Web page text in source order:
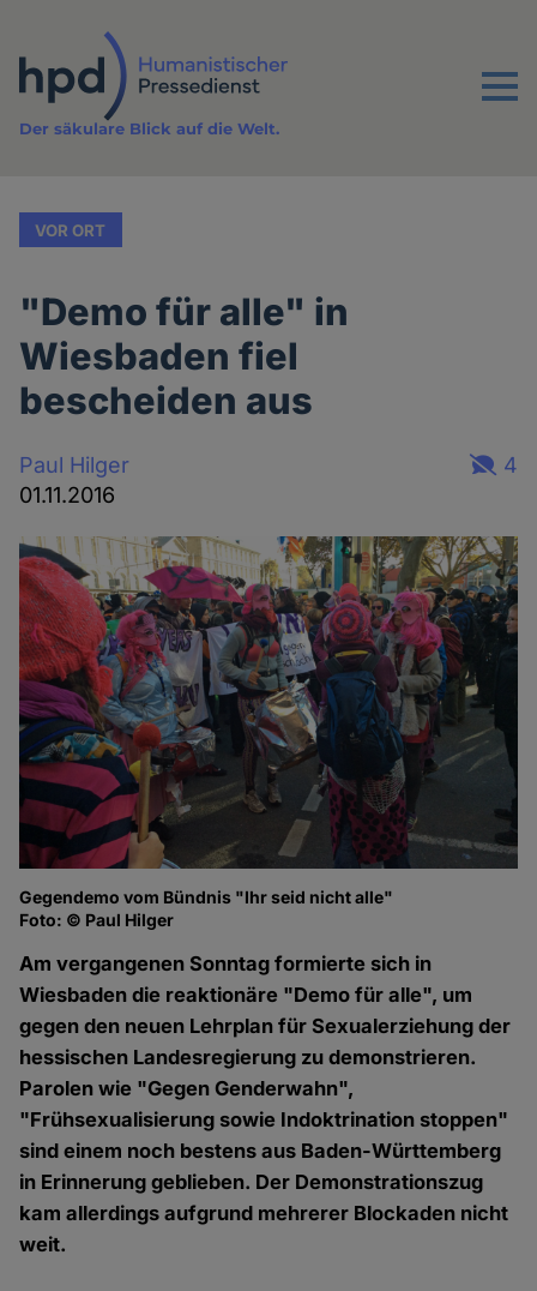
Inhalt
Menu
Der säkulare Blick auf die Welt.
VOR ORT
"Demo für alle" in
Wiesbaden fiel
bescheiden aus
Paul Hilger
01.11.2016
4
Gegendemo vom Bündnis "Ihr seid nicht alle"
Foto: © Paul Hilger
Am vergangenen Sonntag formierte sich in
Wiesbaden die reaktionäre "Demo für alle", um
gegen den neuen Lehrplan für Sexualerziehung der
hessischen Landesregierung zu demonstrieren.
Parolen wie "Gegen Genderwahn",
"Frühsexualisierung sowie Indoktrination stoppen"
sind einem noch bestens aus Baden-Württemberg
in Erinnerung geblieben. Der Demonstrationszug
kam allerdings aufgrund mehrerer Blockaden nicht
weit.